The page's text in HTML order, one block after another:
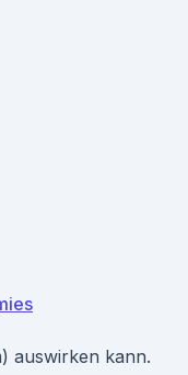
auswirken kann.